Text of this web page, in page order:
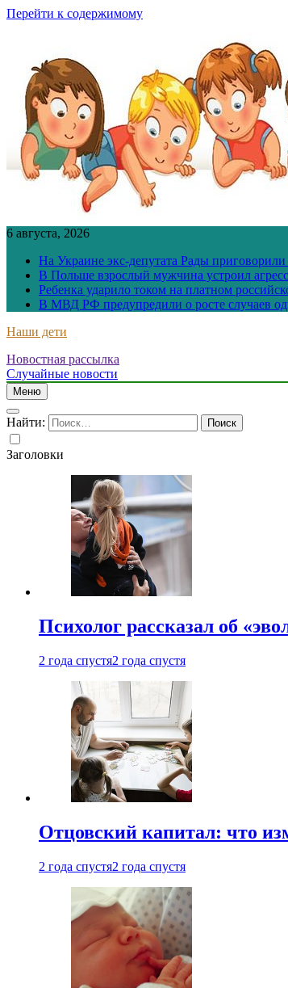
Перейти к содержимому
6 августа, 2026
На Украине экс-депутата Рады
В Польше взрослый мужчина устроил
Ребенка ударило током на платном
В МВД РФ предупредили о росте случаев
Наши дети
Новостная рассылка
Случайные новости
Меню
Найти:
Заголовки
Психолог рассказал об
2 года спустя2 года спустя
Отцовский капитал: что
2 года спустя2 года спустя